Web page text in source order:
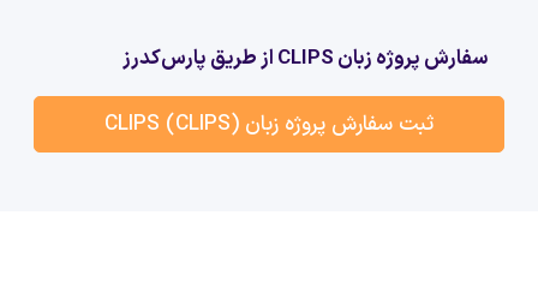
سفارش پروژه زبان CLIPS از طریق پارس‌کدرز
ثبت سفارش پروژه زبان CLIPS (CLIPS)